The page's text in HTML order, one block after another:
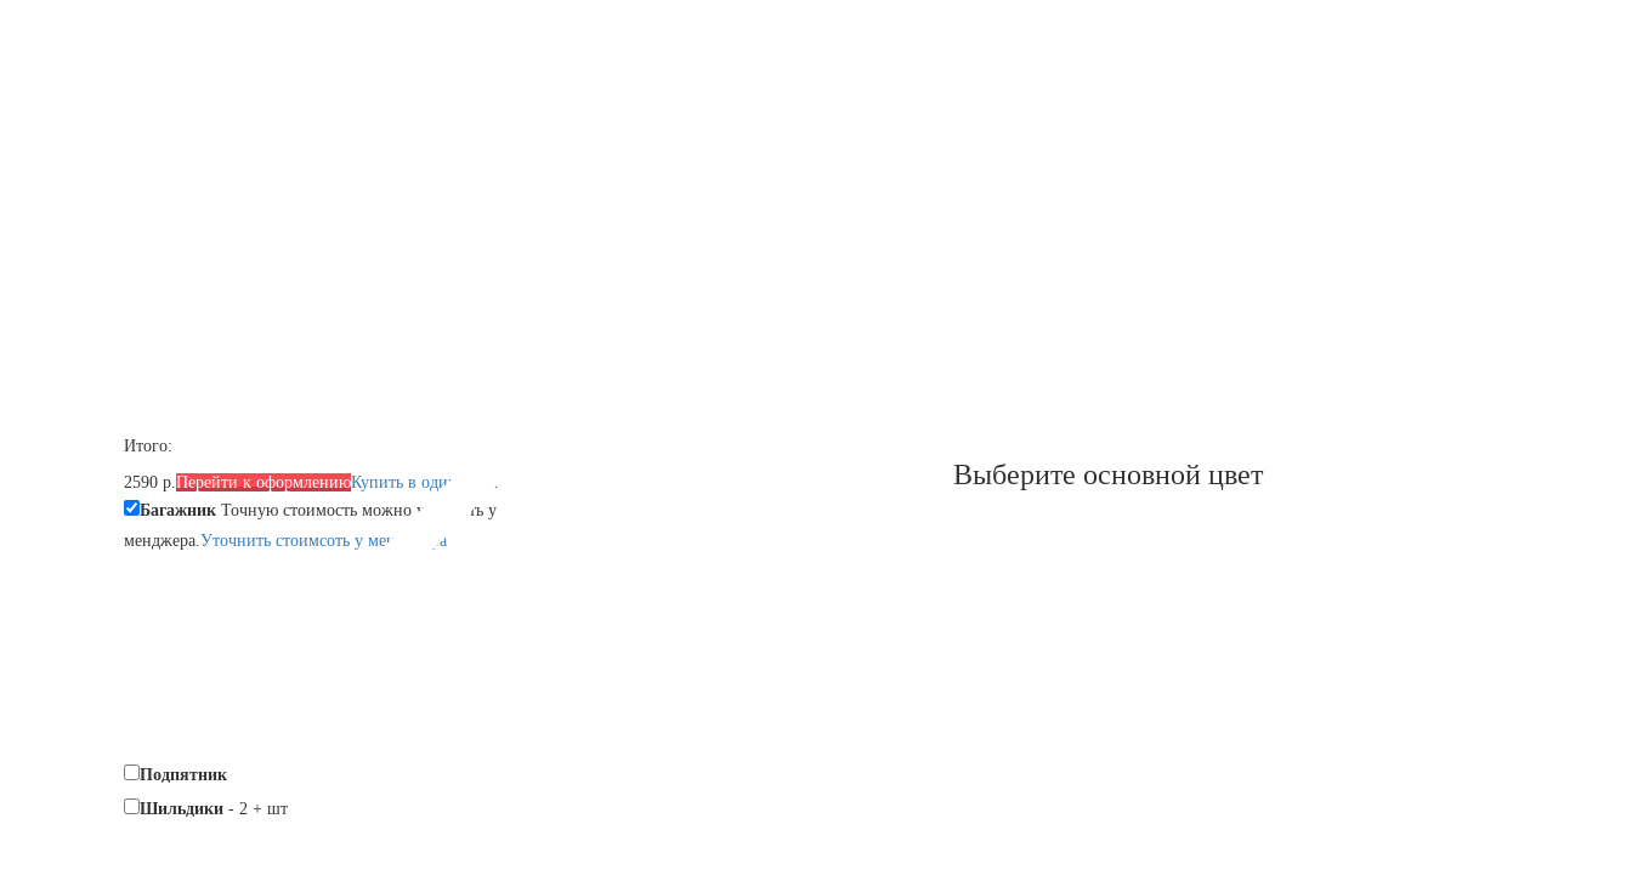
Итого:
2590 р.Перейти к оформлениюКупить в один клик
Багажник Точную стоимость можно уточнить у
менджера.Уточнить стоимсоть у менеджера
Подпятник
Шильдики - 2 + шт
Выберите oсновной цвет